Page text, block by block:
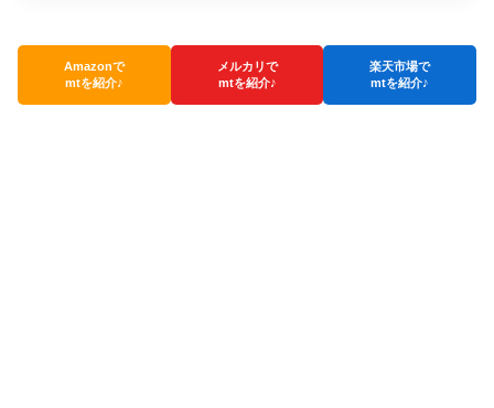
Amazonで
mtを紹介♪
メルカリで
mtを紹介♪
楽天市場で
mtを紹介♪